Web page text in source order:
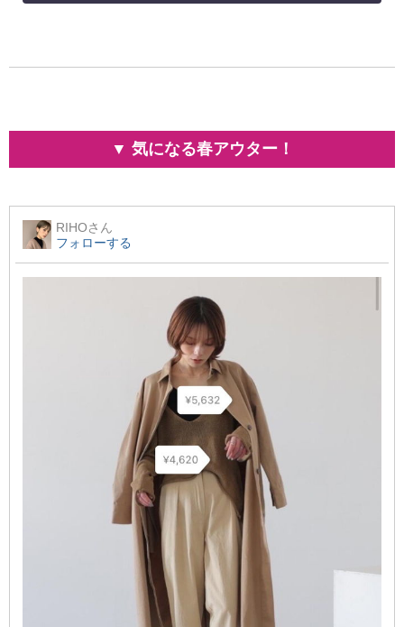
▼ 気になる春アウター！
RIHOさん
フォローする